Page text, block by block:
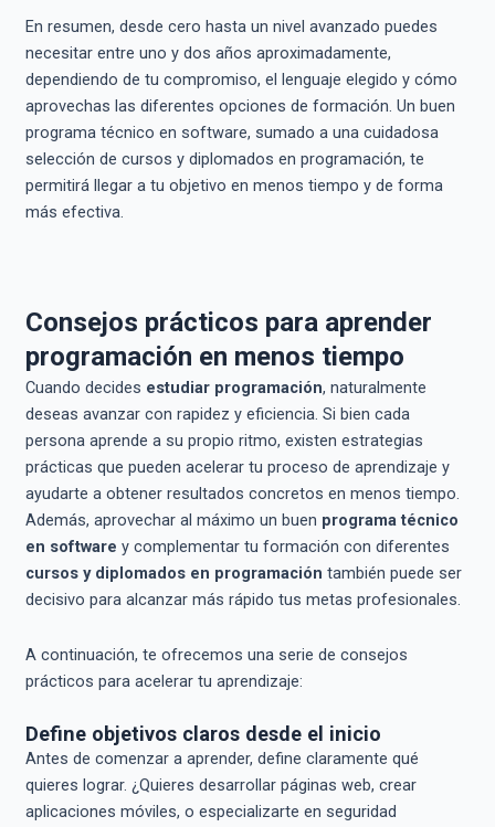
En resumen, desde cero hasta un nivel avanzado puedes
necesitar entre uno y dos años aproximadamente,
dependiendo de tu compromiso, el lenguaje elegido y cómo
aprovechas las diferentes opciones de formación. Un buen
programa técnico en software, sumado a una cuidadosa
selección de cursos y diplomados en programación, te
permitirá llegar a tu objetivo en menos tiempo y de forma
más efectiva.
Consejos prácticos para aprender
programación en menos tiempo
Cuando decides estudiar programación, naturalmente
deseas avanzar con rapidez y eficiencia. Si bien cada
persona aprende a su propio ritmo, existen estrategias
prácticas que pueden acelerar tu proceso de aprendizaje y
ayudarte a obtener resultados concretos en menos tiempo.
Además, aprovechar al máximo un buen programa técnico
en software y complementar tu formación con diferentes
cursos y diplomados en programación también puede ser
decisivo para alcanzar más rápido tus metas profesionales.
A continuación, te ofrecemos una serie de consejos
prácticos para acelerar tu aprendizaje:
Define objetivos claros desde el inicio
Antes de comenzar a aprender, define claramente qué
quieres lograr. ¿Quieres desarrollar páginas web, crear
aplicaciones móviles, o especializarte en seguridad